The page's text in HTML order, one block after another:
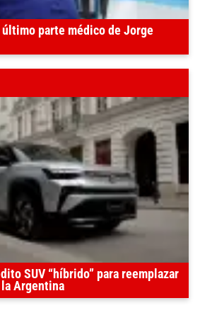
parte médico de Jorge
SUV “híbrido” para reemplazar
Argentina